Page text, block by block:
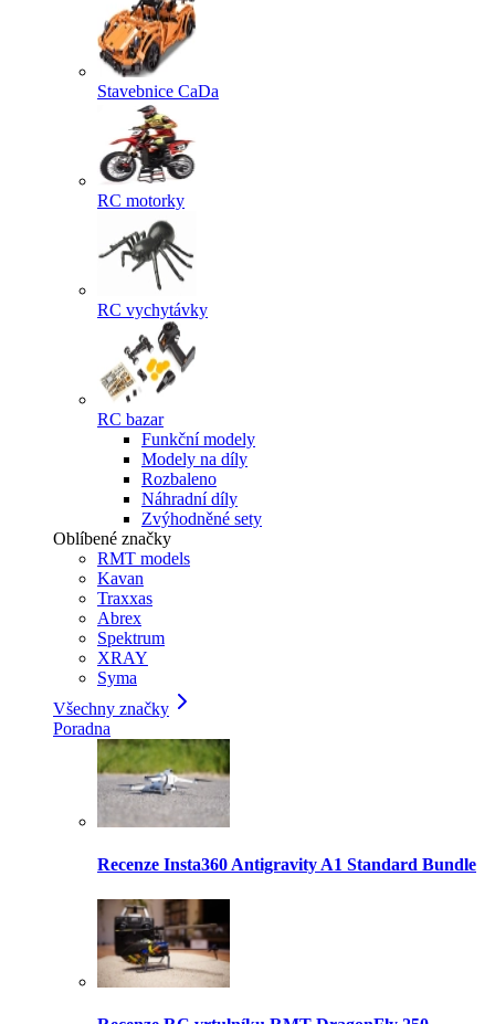
Stavebnice CaDa
RC motorky
RC vychytávky
RC bazar
Funkční modely
Modely na díly
Rozbaleno
Náhradní díly
Zvýhodněné sety
Oblíbené značky
RMT models
Kavan
Traxxas
Abrex
Spektrum
XRAY
Syma
Všechny značky
Poradna
Recenze Insta360 Antigravity A1 Standard Bundle